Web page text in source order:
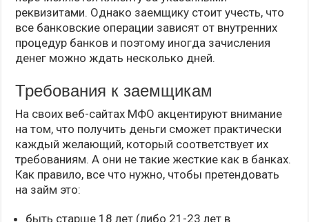
реквизитами. Однако заемщику стоит учесть, что
все банковские операции зависят от внутренних
процедур банков и поэтому иногда зачисления
денег можно ждать несколько дней.
Требования к заемщикам
На своих веб-сайтах МФО акцентируют внимание
на том, что получить деньги сможет практически
каждый желающий, который соответствует их
требованиям. А они не такие жесткие как в банках.
Как правило, все что нужно, чтобы претендовать
на займ это:
быть старше 18 лет (либо 21-23 лет в